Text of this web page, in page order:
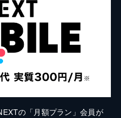
の「月額プラン」会員が